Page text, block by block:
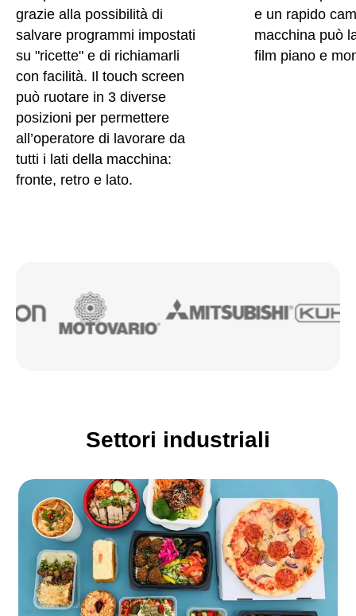
grazie alla possibilità di
salvare programmi impostati
su "ricette" e di richiamarli
con facilità. Il touch screen
può ruotare in 3 diverse
posizioni per permettere
all’operatore di lavorare da
tutti i lati della macchina:
fronte, retro e lato.
e un rapido
macchina può
film piano e
Settori industriali